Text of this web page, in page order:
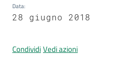
Data:
28 giugno 2018
CondividiVedi azioni